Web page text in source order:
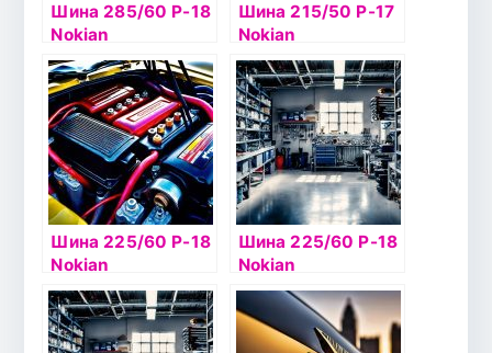
Шина 285/60 Р-18
Nokian
Hakkapelitta 7 SUV
116T б/к шип
Шина 215/50 Р-17
Nokian
Hakkapelitta 7 95Т
б/к шип
Шина 225/60 Р-18
Nokian
Hakkapelitta 8 SUV
XL 104T шип
Шина 225/60 Р-18
Nokian
Hakkapelitta 9 SUV
104T б/к шип